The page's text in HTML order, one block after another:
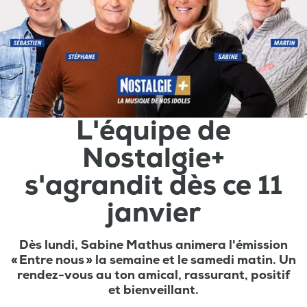
L'équipe de
Nostalgie+
s'agrandit dès ce 11
janvier
Dès lundi, Sabine Mathus animera l'émission
« Entre nous » la semaine et le samedi matin. Un
rendez-vous au ton amical, rassurant, positif
et bienveillant.